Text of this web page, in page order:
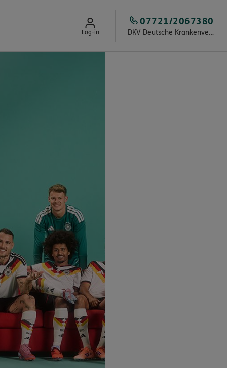
Log-in DKV Deutsche Krankenversicherung Marc Siegfried Do
07721/2067380